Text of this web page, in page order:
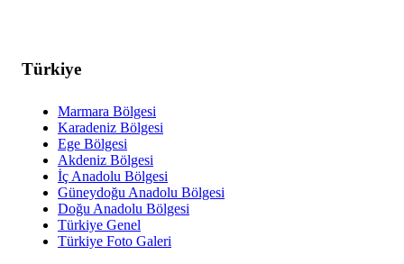
Türkiye
Marmara Bölgesi
Karadeniz Bölgesi
Ege Bölgesi
Akdeniz Bölgesi
İç Anadolu Bölgesi
Güneydoğu Anadolu Bölgesi
Doğu Anadolu Bölgesi
Türkiye Genel
Türkiye Foto Galeri